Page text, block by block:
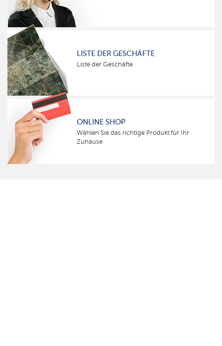
LISTE DER GESCHÄFTE
Liste der Geschäfte
ONLINE SHOP
Wählen Sie das richtige Produkt für Ihr
Zuhause